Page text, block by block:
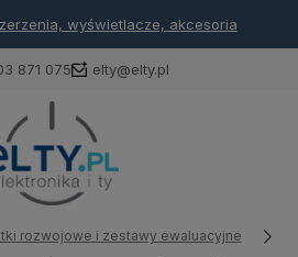
wyświetlacze, akcesoria
871 075 elty@elty.pl
rozwojowe i zestawy ewaluacyjne